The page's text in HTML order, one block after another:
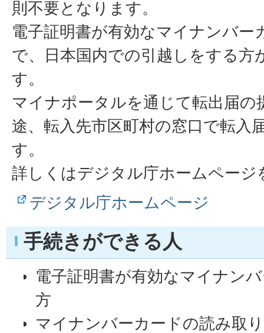
則不要となります。
電子証明書が有効なマイナンバー
で、日本国内での引越しをする方
す。
マイナポータルを通じて転出届の
途、転入先市区町村の窓口で転入
す。
詳しくはデジタル庁ホームページ
デジタル庁ホームページ
手続きができる人
電子証明書が有効なマイナン
方
マイナンバーカードの読み取